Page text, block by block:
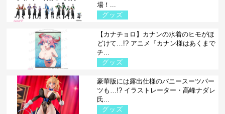
場！...
グッズ
【カナチョロ】カナンの水着のヒモがほ
どけて…!? アニメ『カナン様はあくまで
チ...
グッズ
豪華版には露出仕様のバニースーツパー
ツも…!? イラストレーター・高峰ナダレ
氏...
グッズ